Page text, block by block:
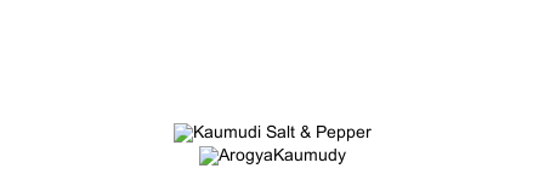
Share this link